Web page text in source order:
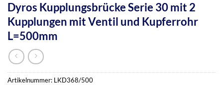
Dyros Kupplungsbrücke Serie 30 mit 2
Kupplungen mit Ventil und Kupferrohr
L=500mm
Artikelnummer: LKD368/500